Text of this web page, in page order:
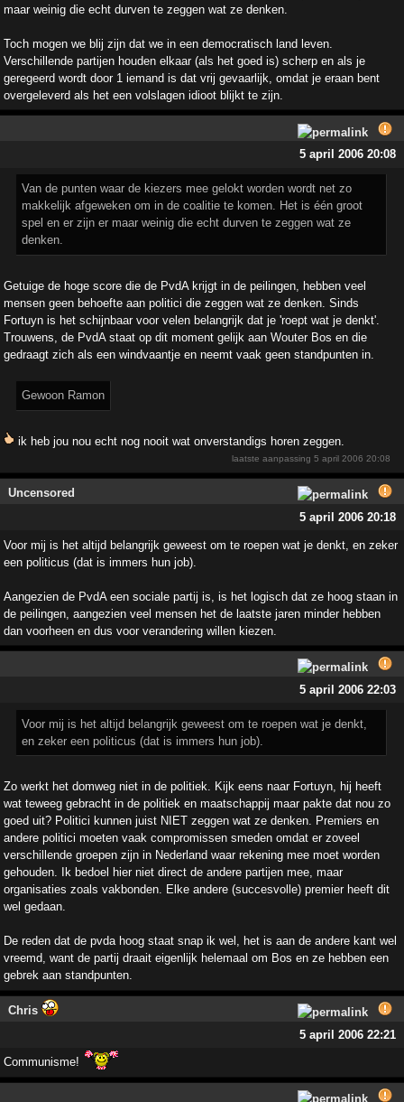
maar weinig die echt durven te zeggen wat ze denken.
Toch mogen we blij zijn dat we in een democratisch land leven.
Verschillende partijen houden elkaar (als het goed is) scherp en als je
geregeerd wordt door 1 iemand is dat vrij gevaarlijk, omdat je eraan bent
overgeleverd als het een volslagen idioot blijkt te zijn.
5 april 2006 20:08
Van de punten waar de kiezers mee gelokt worden wordt net zo
makkelijk afgeweken om in de coalitie te komen. Het is één groot
spel en er zijn er maar weinig die echt durven te zeggen wat ze
denken.
Getuige de hoge score die de PvdA krijgt in de peilingen, hebben veel
mensen geen behoefte aan politici die zeggen wat ze denken. Sinds
Fortuyn is het schijnbaar voor velen belangrijk dat je 'roept wat je denkt'.
Trouwens, de PvdA staat op dit moment gelijk aan Wouter Bos en die
gedraagt zich als een windvaantje en neemt vaak geen standpunten in.
Gewoon Ramon
ik heb jou nou echt nog nooit wat onverstandigs horen zeggen.
laatste aanpassing5 april 2006 20:08
Uncensored
5 april 2006 20:18
Voor mij is het altijd belangrijk geweest om te roepen wat je denkt, en zeker
een politicus (dat is immers hun job).
Aangezien de PvdA een sociale partij is, is het logisch dat ze hoog staan in
de peilingen, aangezien veel mensen het de laatste jaren minder hebben
dan voorheen en dus voor verandering willen kiezen.
5 april 2006 22:03
Voor mij is het altijd belangrijk geweest om te roepen wat je denkt,
en zeker een politicus (dat is immers hun job).
Zo werkt het domweg niet in de politiek. Kijk eens naar Fortuyn, hij heeft
wat teweeg gebracht in de politiek en maatschappij maar pakte dat nou zo
goed uit? Politici kunnen juist NIET zeggen wat ze denken. Premiers en
andere politici moeten vaak compromissen smeden omdat er zoveel
verschillende groepen zijn in Nederland waar rekening mee moet worden
gehouden. Ik bedoel hier niet direct de andere partijen mee, maar
organisaties zoals vakbonden. Elke andere (succesvolle) premier heeft dit
wel gedaan.
De reden dat de pvda hoog staat snap ik wel, het is aan de andere kant wel
vreemd, want de partij draait eigenlijk helemaal om Bos en ze hebben een
gebrek aan standpunten.
Chris
5 april 2006 22:21
Communisme!